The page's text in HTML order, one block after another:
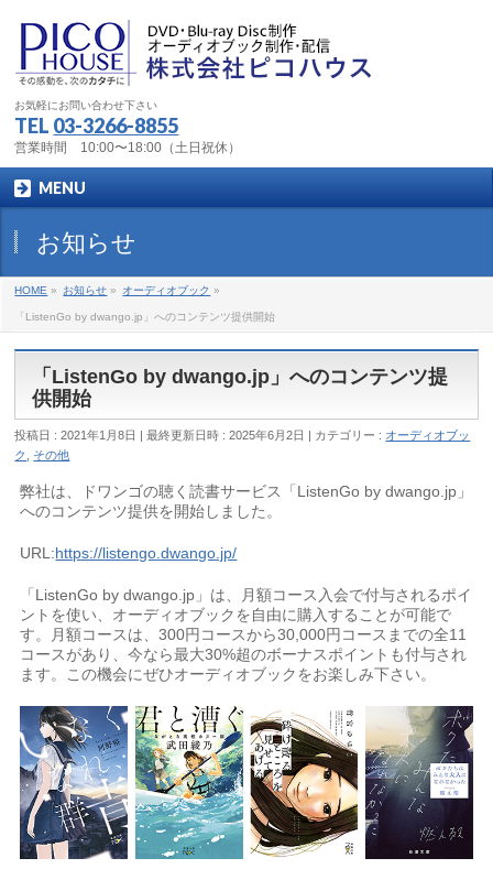
お気軽にお問い合わせ下さい
TEL 03-3266-8855
営業時間 10:00〜18:00（土日祝休）
MENU
お知らせ
HOME » お知らせ » オーディオブック »
「ListenGo by dwango.jp」へのコンテンツ提供開始
「ListenGo by dwango.jp」へのコンテンツ提
供開始
投稿日 : 2021年1月8日 最終更新日時 : 2025年6月2日 カテゴリー : オーディオブッ
ク
その他
弊社は、ドワンゴの聴く読書サービス「ListenGo by dwango.jp」
へのコンテンツ提供を開始しました。
URL:https://listengo.dwango.jp/
「ListenGo by dwango.jp」は、月額コース入会で付与されるポイ
ントを使い、オーディオブックを自由に購入することが可能で
す。月額コースは、300円コースから30,000円コースまでの全11
コースがあり、今なら最大30%超のボーナスポイントも付与され
ます。この機会にぜひオーディオブックをお楽しみ下さい。